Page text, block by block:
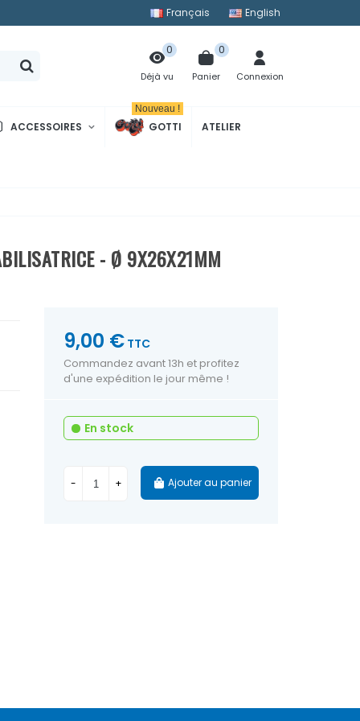
Français English
Déjà vu
0
Panier
0
Connexion
ACCESSOIRES GOTTI
Nouveau !
ATELIER
- Ø 9X26X21MM
9,00 € TTC
Commandez avant 13h et profitez
d'une expédition le jour même !
En stock
- + Ajouter au panier